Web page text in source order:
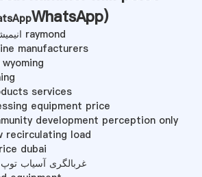
WhatsApp)
انیمیشن جداکننده پویا آسیاب raymond
manufacturers
services
equipment price
development perception only
recirculating load
dubai
غربالگری آسیاب